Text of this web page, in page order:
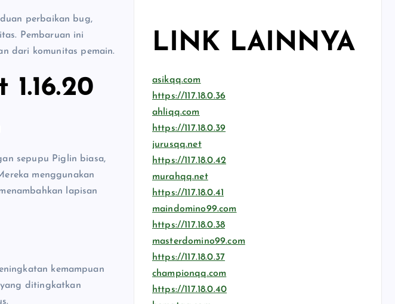
perbaikan bug,
Pembaruan ini
dari komunitas pemain.
sepupu Piglin biasa,
menggunakan
lapisan
kemampuan
ditingkatkan
LINK LAINNYA
asikqq.com
https://117.18.0.36
ahliqq.com
https://117.18.0.39
jurusqq.net
https://117.18.0.42
murahqq.net
https://117.18.0.41
maindomino99.com
https://117.18.0.38
masterdomino99.com
https://117.18.0.37
championqq.com
https://117.18.0.40